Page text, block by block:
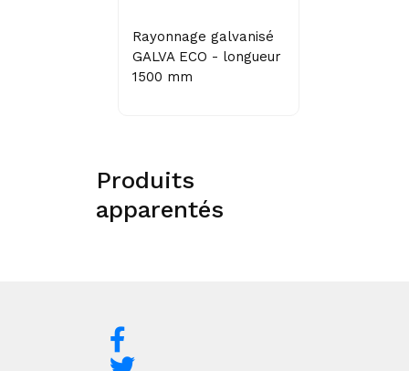
Rayonnage galvanisé
GALVA ECO - longueur
1500 mm
Produits
apparentés